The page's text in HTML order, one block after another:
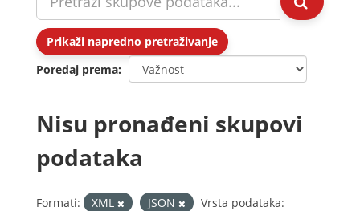
Prikaži napredno pretraživanje
Poredaj prema
Nisu pronađeni skupovi
podataka
Formati: XML JSON
Vrsta podataka: